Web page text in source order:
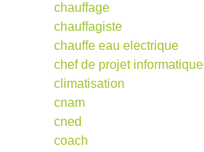
chauffage
chauffagiste
chauffe eau electrique
chef de projet informatique
climatisation
cnam
cned
coach